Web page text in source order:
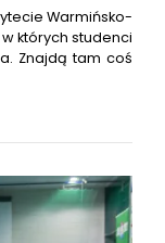
Warmińsko-
których studenci
Znajdą tam coś